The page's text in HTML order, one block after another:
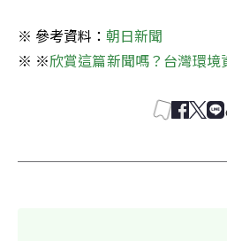
※ 參考資料： 朝日新聞
※ ※欣賞這篇新聞嗎？台灣環境